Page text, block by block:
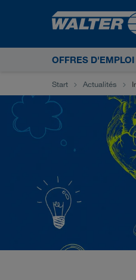
OFFRES D'EMPLOI
Start Actualités